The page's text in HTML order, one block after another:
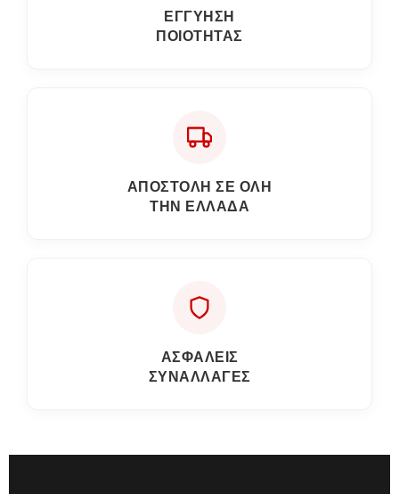
ΕΓΓΎΗΣΗ
ΠΟΙΌΤΗΤΑΣ
ΑΠΟΣΤΟΛΗ ΣΕ ΟΛΗ
ΤΗΝ ΕΛΛΑΔΑ
ΑΣΦΑΛΕΙΣ
ΣΥΝΑΛΛΑΓΕΣ